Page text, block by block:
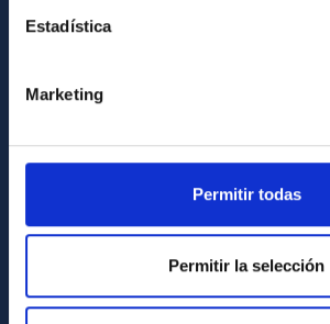
Estadística
Marketing
Permitir todas
Permitir la selección
Registro general
Transparencia
Código ético y política antifraude
Igualdad y diversidad de género
Medio Ambiente y Sostenibilidad